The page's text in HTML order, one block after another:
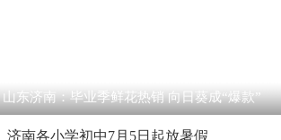
山东济南：毕业季鲜花热销 向日葵成“爆款”
济南各小学初中7月5日起放暑假